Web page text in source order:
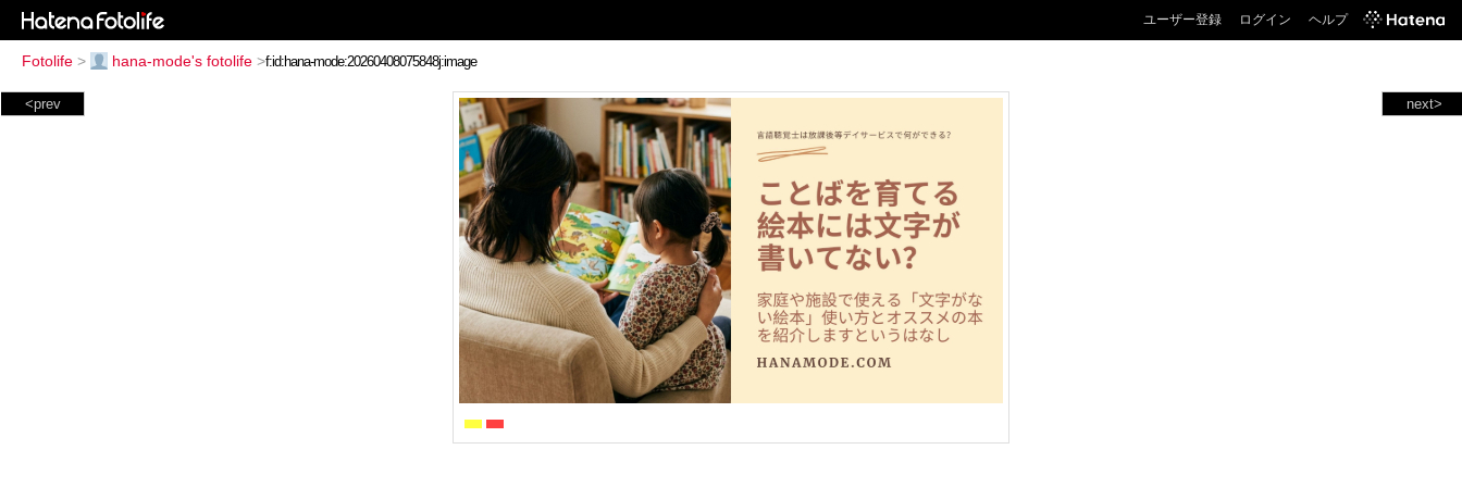
ユーザー登録 ログイン ヘルプ
Fotolife > hana-mode's fotolife >
next>
<prev